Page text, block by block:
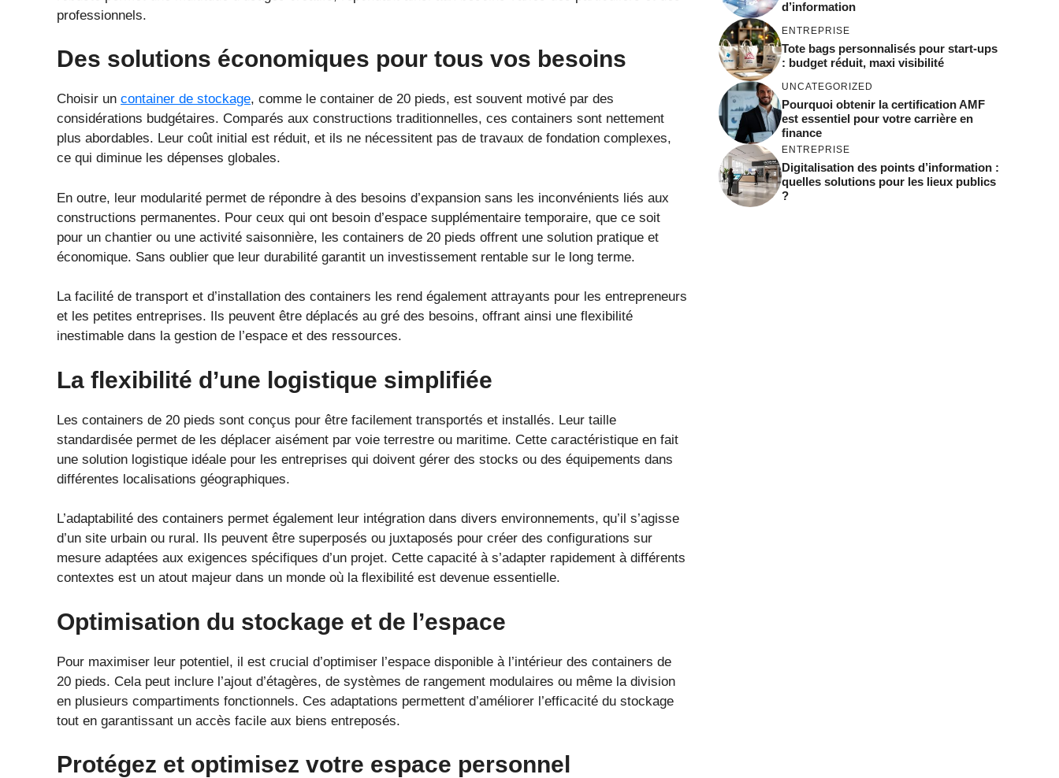
professionnels.
Des solutions économiques pour tous vos besoins
Choisir un container de stockage, comme le container de 20 pieds, est souvent motivé par des
considérations budgétaires. Comparés aux constructions traditionnelles, ces containers sont nettement
plus abordables. Leur coût initial est réduit, et ils ne nécessitent pas de travaux de fondation complexes,
ce qui diminue les dépenses globales.
En outre, leur modularité permet de répondre à des besoins d’expansion sans les inconvénients liés aux
constructions permanentes. Pour ceux qui ont besoin d’espace supplémentaire temporaire, que ce soit
pour un chantier ou une activité saisonnière, les containers de 20 pieds offrent une solution pratique et
économique. Sans oublier que leur durabilité garantit un investissement rentable sur le long terme.
La facilité de transport et d’installation des containers les rend également attrayants pour les entrepreneurs
et les petites entreprises. Ils peuvent être déplacés au gré des besoins, offrant ainsi une flexibilité
inestimable dans la gestion de l’espace et des ressources.
La flexibilité d’une logistique simplifiée
Les containers de 20 pieds sont conçus pour être facilement transportés et installés. Leur taille
standardisée permet de les déplacer aisément par voie terrestre ou maritime. Cette caractéristique en fait
une solution logistique idéale pour les entreprises qui doivent gérer des stocks ou des équipements dans
différentes localisations géographiques.
L’adaptabilité des containers permet également leur intégration dans divers environnements, qu’il s’agisse
d’un site urbain ou rural. Ils peuvent être superposés ou juxtaposés pour créer des configurations sur
mesure adaptées aux exigences spécifiques d’un projet. Cette capacité à s’adapter rapidement à différents
contextes est un atout majeur dans un monde où la flexibilité est devenue essentielle.
Optimisation du stockage et de l’espace
Pour maximiser leur potentiel, il est crucial d’optimiser l’espace disponible à l’intérieur des containers de
20 pieds. Cela peut inclure l’ajout d’étagères, de systèmes de rangement modulaires ou même la division
en plusieurs compartiments fonctionnels. Ces adaptations permettent d’améliorer l’efficacité du stockage
tout en garantissant un accès facile aux biens entreposés.
Protégez et optimisez votre espace personnel
d’information
ENTREPRISE
Tote bags personnalisés pour start-ups
: budget réduit, maxi visibilité
UNCATEGORIZED
Pourquoi obtenir la certification AMF
est essentiel pour votre carrière en
finance
ENTREPRISE
Digitalisation des points d’information :
quelles solutions pour les lieux publics
?